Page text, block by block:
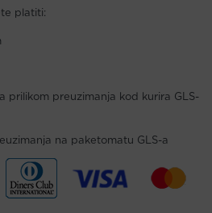
platiti:
prilikom preuzimanja kod kurira GLS-
na paketomatu GLS-a